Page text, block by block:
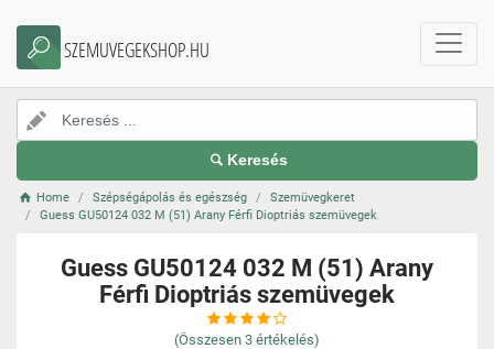
SZEMUVEGEKSHOP.HU
Keresés
Home Szépségápolás és egészség
Szemüvegkeret
Guess GU50124 032 M (51) Arany Férfi Dioptriás szemüvegek
Guess GU50124 032 M (51) Arany
Férfi Dioptriás szemüvegek
(Összesen 3 értékelés)